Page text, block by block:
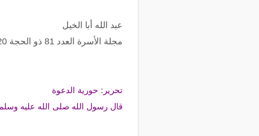
عبد الله أبا الخيل
مجلة الأسرة العدد 81 ذو الحجة 1420هـ
تحرير: حورية الدعوة
قال رسول الله صلى الله عليه